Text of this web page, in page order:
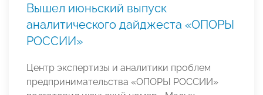
Вышел июньский выпуск
аналитического дайджеста «ОПОРЫ
РОССИИ»
Центр экспертизы и аналитики проблем
предпринимательства «ОПОРЫ РОССИИ»